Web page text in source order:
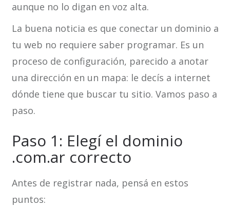
aunque no lo digan en voz alta.
La buena noticia es que conectar un dominio a
tu web no requiere saber programar. Es un
proceso de configuración, parecido a anotar
una dirección en un mapa: le decís a internet
dónde tiene que buscar tu sitio. Vamos paso a
paso.
Paso 1: Elegí el dominio
.com.ar correcto
Antes de registrar nada, pensá en estos
puntos: